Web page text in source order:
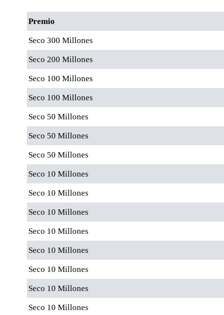
Premio
Seco 300 Millones
Seco 200 Millones
Seco 100 Millones
Seco 100 Millones
Seco 50 Millones
Seco 50 Millones
Seco 50 Millones
Seco 10 Millones
Seco 10 Millones
Seco 10 Millones
Seco 10 Millones
Seco 10 Millones
Seco 10 Millones
Seco 10 Millones
Seco 10 Millones